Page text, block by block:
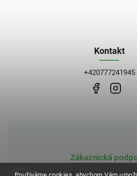
Zákaznická
Kontakt
+420777241945